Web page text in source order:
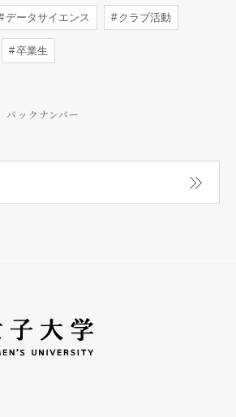
データサイエンス クラブ活動
卒業生
バックナンバー